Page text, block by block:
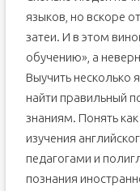
языков, но вскоре
затеи. И в этом
обучению», а
Выучить несколько
найти правильный
знаниям. Понять
изучения
педагогами и
познания